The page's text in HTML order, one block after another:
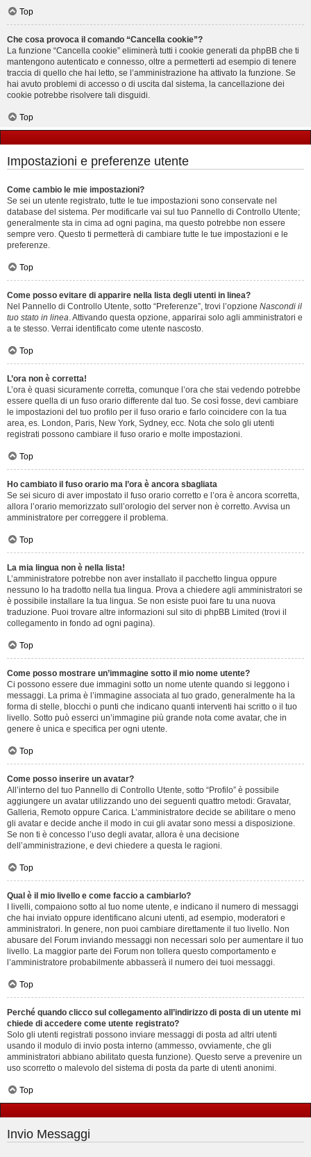
Top
Che cosa provoca il comando “Cancella cookie”?
La funzione “Cancella cookie” eliminerà tutti i cookie generati da phpBB che ti
mantengono autenticato e connesso, oltre a permetterti ad esempio di tenere
traccia di quello che hai letto, se l’amministrazione ha attivato la funzione. Se
hai avuto problemi di accesso o di uscita dal sistema, la cancellazione dei
cookie potrebbe risolvere tali disguidi.
Top
Impostazioni e preferenze utente
Come cambio le mie impostazioni?
Se sei un utente registrato, tutte le tue impostazioni sono conservate nel
database del sistema. Per modificarle vai sul tuo Pannello di Controllo Utente;
generalmente sta in cima ad ogni pagina, ma questo potrebbe non essere
sempre vero. Questo ti permetterà di cambiare tutte le tue impostazioni e le
preferenze.
Top
Come posso evitare di apparire nella lista degli utenti in linea?
Nel Pannello di Controllo Utente, sotto “Preferenze”, trovi l’opzione Nascondi il
tuo stato in linea. Attivando questa opzione, apparirai solo agli amministratori e
a te stesso. Verrai identificato come utente nascosto.
Top
L’ora non è corretta!
L’ora è quasi sicuramente corretta, comunque l’ora che stai vedendo potrebbe
essere quella di un fuso orario differente dal tuo. Se così fosse, devi cambiare
le impostazioni del tuo profilo per il fuso orario e farlo coincidere con la tua
area, es. London, Paris, New York, Sydney, ecc. Nota che solo gli utenti
registrati possono cambiare il fuso orario e molte impostazioni.
Top
Ho cambiato il fuso orario ma l’ora è ancora sbagliata
Se sei sicuro di aver impostato il fuso orario corretto e l’ora è ancora scorretta,
allora l’orario memorizzato sull’orologio del server non è corretto. Avvisa un
amministratore per correggere il problema.
Top
La mia lingua non è nella lista!
L’amministratore potrebbe non aver installato il pacchetto lingua oppure
nessuno lo ha tradotto nella tua lingua. Prova a chiedere agli amministratori se
è possibile installare la tua lingua. Se non esiste puoi fare tu una nuova
traduzione. Puoi trovare altre informazioni sul sito di phpBB Limited (trovi il
collegamento in fondo ad ogni pagina).
Top
Come posso mostrare un’immagine sotto il mio nome utente?
Ci possono essere due immagini sotto un nome utente quando si leggono i
messaggi. La prima è l’immagine associata al tuo grado, generalmente ha la
forma di stelle, blocchi o punti che indicano quanti interventi hai scritto o il tuo
livello. Sotto può esserci un’immagine più grande nota come avatar, che in
genere è unica e specifica per ogni utente.
Top
Come posso inserire un avatar?
All’interno del tuo Pannello di Controllo Utente, sotto “Profilo” è possibile
aggiungere un avatar utilizzando uno dei seguenti quattro metodi: Gravatar,
Galleria, Remoto oppure Carica. L’amministratore decide se abilitare o meno
gli avatar e decide anche il modo in cui gli avatar sono messi a disposizione.
Se non ti è concesso l’uso degli avatar, allora è una decisione
dell’amministrazione, e devi chiedere a questa le ragioni.
Top
Qual è il mio livello e come faccio a cambiarlo?
I livelli, compaiono sotto al tuo nome utente, e indicano il numero di messaggi
che hai inviato oppure identificano alcuni utenti, ad esempio, moderatori e
amministratori. In genere, non puoi cambiare direttamente il tuo livello. Non
abusare del Forum inviando messaggi non necessari solo per aumentare il tuo
livello. La maggior parte dei Forum non tollera questo comportamento e
l’amministratore probabilmente abbasserà il numero dei tuoi messaggi.
Top
Perché quando clicco sul collegamento all’indirizzo di posta di un utente mi
chiede di accedere come utente registrato?
Solo gli utenti registrati possono inviare messaggi di posta ad altri utenti
usando il modulo di invio posta interno (ammesso, ovviamente, che gli
amministratori abbiano abilitato questa funzione). Questo serve a prevenire un
uso scorretto o malevolo del sistema di posta da parte di utenti anonimi.
Top
Invio Messaggi